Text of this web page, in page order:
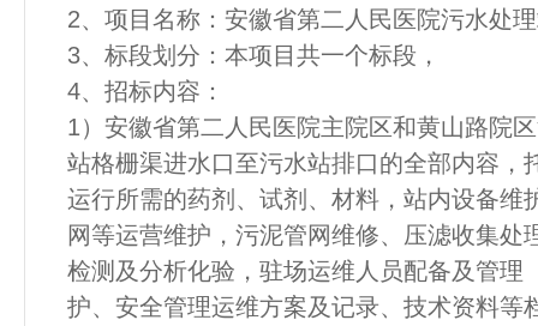
2、项目名称：安徽省第二人民医院污水处
3、标段划分：本项目共一个标段，
4、招标内容：
1）安徽省第二人民医院主院区和黄山路院
站格栅渠进水口至污水站排口的全部内容，
运行所需的药剂、试剂、材料，站内设备维
网等运营维护，污泥管网维修、压滤收集处
检测及分析化验，驻场运维人员配备及管理
护、安全管理运维方案及记录、技术资料等